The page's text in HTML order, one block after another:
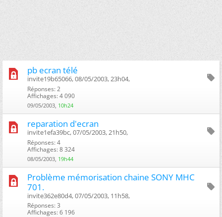
pb ecran télé
invite19b65066, 08/05/2003, 23h04, ‎
Réponses: 2
Affichages: 4 090
09/05/2003, 10h24
reparation d'ecran
invite1efa39bc, 07/05/2003, 21h50, ‎
Réponses: 4
Affichages: 8 324
08/05/2003, 19h44
Problème mémorisation chaine SONY MHC
701.
invite362e80d4, 07/05/2003, 11h58, ‎
Réponses: 3
Affichages: 6 196